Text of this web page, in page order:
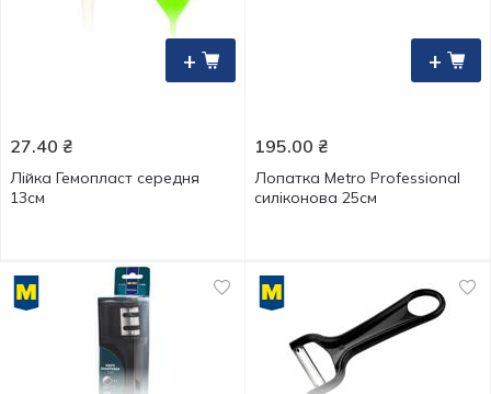
+
27.40 ₴
Лійка Гемопласт середня
13см
+
195.00 ₴
Лопатка Metro Professional
силіконова 25см